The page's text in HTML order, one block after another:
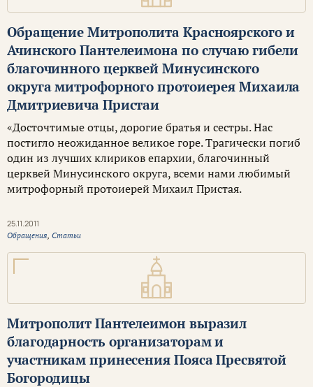
Обращение Митрополита Красноярского и
Ачинского Пантелеимона по случаю гибели
благочинного церквей Минусинского
округа митрофорного протоиерея Михаила
Дмитриевича Пристаи
«Досточтимые отцы, дорогие братья и сестры. Нас
постигло неожиданное великое горе. Трагически погиб
один из лучших клириков епархии, благочинный
церквей Минусинского округа, всеми нами любимый
митрофорный протоиерей Михаил Пристая.
25.11.2011
Обращения, Статьи
Митрополит Пантелеимон выразил
благодарность организаторам и
участникам принесения Пояса Пресвятой
Богородицы